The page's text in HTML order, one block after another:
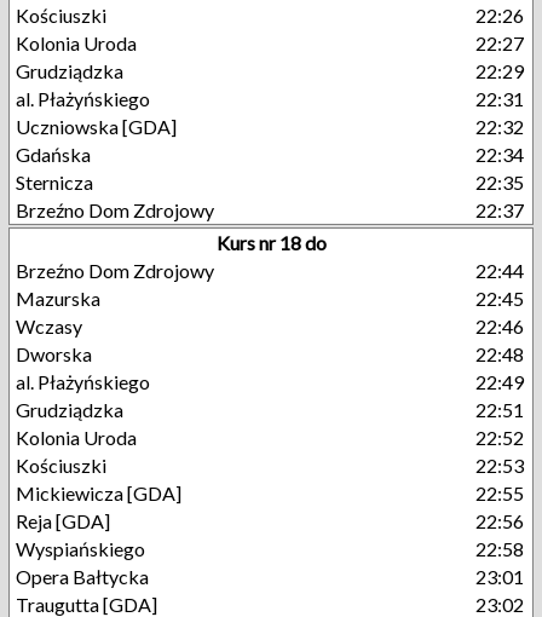
Kościuszki
22:26
Kolonia Uroda
22:27
Grudziądzka
22:29
al. Płażyńskiego
22:31
Uczniowska [GDA]
22:32
Gdańska
22:34
Sternicza
22:35
Brzeźno Dom Zdrojowy
22:37
Kurs nr 18 do
Brzeźno Dom Zdrojowy
22:44
Mazurska
22:45
Wczasy
22:46
Dworska
22:48
al. Płażyńskiego
22:49
Grudziądzka
22:51
Kolonia Uroda
22:52
Kościuszki
22:53
Mickiewicza [GDA]
22:55
Reja [GDA]
22:56
Wyspiańskiego
22:58
Opera Bałtycka
23:01
Traugutta [GDA]
23:02